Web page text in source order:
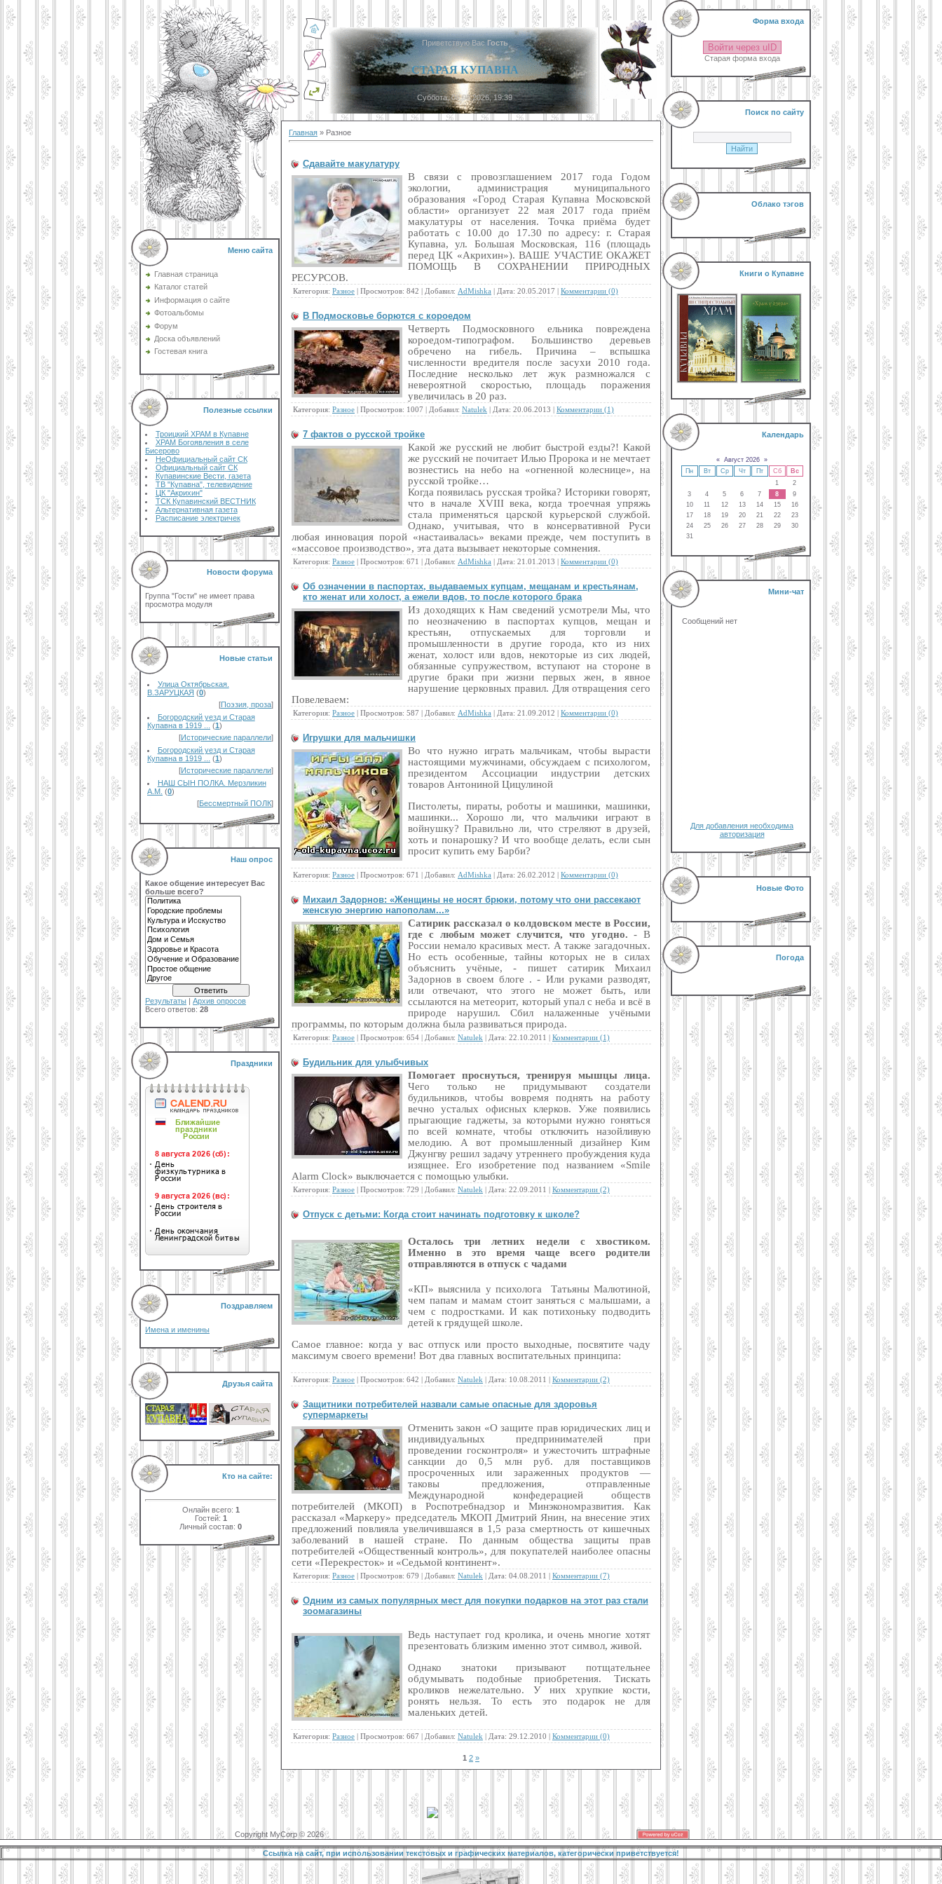
Меню сайта
Главная страница
Каталог статей
Информация о сайте
Фотоальбомы
Форум
Доска объявлений
Гостевая книга
Полезные ссылки
Троицкий ХРАМ в Купавне
ХРАМ Богоявления в селе
Бисерово
НеОфициальный сайт СК
Официальный сайт СК
Купавинские Вести, газета
ТВ "Купавна", телевидение
ЦК "Акрихин"
ТСК Купавинский ВЕСТНИК
Альтернативная газета
Расписание электричек
Новости форума
Группа "Гости" не имеет права
просмотра модуля
Новые статьи
Улица Октябрьская.
В.ЗАРУЦКАЯ (0)
[Поэзия, проза]
Богородский уезд и Старая
Купавна в 1919 ...
(1)
[Исторические параллели]
Богородский уезд и Старая
Купавна в 1919 ...
(1)
[Исторические параллели]
НАШ СЫН ПОЛКА. Мерзликин
А.М. (0)
[Бессмертный ПОЛК]
Наш опрос
Какое общение интересует Вас
больше всего?
Результаты | Архив опросов
Всего ответов: 28
Праздники
Поздравляем
Имена и именины
Друзья сайта
Кто на сайте:
Онлайн всего: 1
Гостей: 1
Личный состав: 0
Приветствую Вас Гость
СТАРАЯ КУПАВНА
Суббота, 08.08.2026, 19:39
Главная » Разное
Сдавайте макулатуру
В связи с провозглашением 2017 года Годом
экологии, администрация муниципального
образования «Город Старая Купавна Московской
области» организует 22 мая 2017 года приём
макулатуры от населения. Точка приёма будет
работать с 10.00 до 17.30 по адресу: г. Старая
Купавна, ул. Большая Московская, 116 (площадь
перед ЦК «Акрихин»). ВАШЕ УЧАСТИЕ ОКАЖЕТ
ПОМОЩЬ В СОХРАНЕНИИ ПРИРОДНЫХ
РЕСУРСОВ.
Категория: Разное | Просмотров: 842 | Добавил: AdMishka | Дата: 20.05.2017 Комментарии (0)
В Подмосковье борются с короедом
Четверть Подмосковного ельника повреждена
короедом-типографом. Большинство деревьев
обречено на гибель. Причина – вспышка
численности вредителя после засухи 2010 года.
Последние несколько лет жук размножался с
невероятной скоростью, площадь поражения
увеличилась в 20 раз.
Категория: Разное | Просмотров: 1007 | Добавил: Natulek | Дата: 20.06.2013 Комментарии (1)
7 фактов о русской тройке
Какой же русский не любит быстрой езды?! Какой
же русский не почитает Илью Пророка и не мечтает
вознестись на небо на «огненной колеснице», на
русской тройке…
Когда появилась русская тройка? Историки говорят,
что в начале XVIII века, когда троечная упряжь
стала применяться царской курьерской службой.
Однако, учитывая, что в консервативной Руси
любая инновация порой «настаивалась» веками прежде, чем поступить в
«массовое производство», эта дата вызывает некоторые сомнения.
Категория: Разное | Просмотров: 671 | Добавил: AdMishka | Дата: 21.01.2013 Комментарии (0)
Об означении в паспортах, выдаваемых купцам, мещанам и крестьянам,
кто женат или холост, а ежели вдов, то после которого брака
Из доходящих к Нам сведений усмотрели Мы, что
по неозначению в паспортах купцов, мещан и
крестьян, отпускаемых для торговли и
промышленности в другие города, кто из них
женат, холост или вдов, некоторые из сих людей,
обязанные супружеством, вступают на стороне в
другие браки при жизни первых жен, в явное
нарушение церковных правил. Для отвращения сего
Повелеваем:
Категория: Разное | Просмотров: 587 | Добавил: AdMishka | Дата: 21.09.2012 Комментарии (0)
Игрушки для мальчишки
Во что нужно играть мальчикам, чтобы вырасти
настоящими мужчинами, обсуждаем с психологом,
президентом Ассоциации индустрии детских
товаров Антониной Цицулиной
Пистолеты, пираты, роботы и машинки, машинки,
машинки... Хорошо ли, что мальчики играют в
войнушку? Правильно ли, что стреляют в друзей,
хоть и понарошку? И что вообще делать, если сын
просит купить ему Барби?
Категория: Разное | Просмотров: 671 | Добавил: AdMishka | Дата: 26.02.2012 Комментарии (0)
Михаил Задорнов: «Женщины не носят брюки, потому что они рассекают
женскую энергию напополам...»
Сатирик рассказал о колдовском месте в России,
где с любым может случится, что угодно. - В
России немало красивых мест. А также загадочных.
Но есть особенные, тайны которых не в силах
объяснить учёные, - пишет сатирик Михаил
Задорнов в своем блоге . - Или руками разводят,
или отвечают, что этого не может быть, или
ссылаются на метеорит, который упал с неба и всё в
природе нарушил. Сбил налаженные учёными
программы, по которым должна была развиваться природа.
Категория: Разное | Просмотров: 654 | Добавил: Natulek | Дата: 22.10.2011 Комментарии (1)
Будильник для улыбчивых
Помогает проснуться, тренируя мышцы лица.
Чего только не придумывают создатели
будильников, чтобы вовремя поднять на работу
вечно усталых офисных клерков. Уже появились
прыгающие гаджеты, за которыми нужно гоняться
по всей комнате, чтобы отключить назойливую
мелодию. А вот промышленный дизайнер Ким
Джунгву решил задачу утреннего пробуждения куда
изящнее. Его изобретение под названием «Smile
Alarm Clock» выключается с помощью улыбки.
Категория: Разное | Просмотров: 729 | Добавил: Natulek | Дата: 22.09.2011 Комментарии (2)
Отпуск с детьми: Когда стоит начинать подготовку к школе?
Осталось три летних недели с хвостиком.
Именно в это время чаще всего родители
отправляются в отпуск с чадами
«КП» выяснила у психолога Татьяны Малютиной,
чем папам и мамам стоит заняться с малышами, а
чем с подростками. И как потихоньку подводить
детей к грядущей школе.
Самое главное: когда у вас отпуск или просто выходные, посвятите чаду
максимум своего времени! Вот два главных воспитательных принципа:
Категория: Разное | Просмотров: 642 | Добавил: Natulek | Дата: 10.08.2011 Комментарии (2)
Защитники потребителей назвали самые опасные для здоровья
супермаркеты
Отменить закон «О защите прав юридических лиц и
индивидуальных предпринимателей при
проведении госконтроля» и ужесточить штрафные
санкции до 0,5 млн руб. для поставщиков
просроченных или зараженных продуктов —
таковы предложения, отправленные
Международной конфедерацией обществ
потребителей (МКОП) в Роспотребнадзор и Минэкономразвития. Как
рассказал «Маркеру» председатель МКОП Дмитрий Янин, на внесение этих
предложений повлияла увеличившаяся в 1,5 раза смертность от кишечных
заболеваний в нашей стране. По данным общества защиты прав
потребителей «Общественный контроль», для покупателей наиболее опасны
сети «Перекресток» и «Седьмой континент».
Категория: Разное | Просмотров: 679 | Добавил: Natulek | Дата: 04.08.2011 Комментарии (7)
Одним из самых популярных мест для покупки подарков на этот раз стали
зоомагазины
Ведь наступает год кролика, и очень многие хотят
презентовать близким именно этот символ, живой.
Однако знатоки призывают потщательнее
обдумывать подобные приобретения. Тискать
кроликов нежелательно. У них хрупкие кости,
ронять нельзя. То есть это подарок не для
маленьких детей.
Категория: Разное | Просмотров: 667 | Добавил: Natulek | Дата: 29.12.2010 Комментарии (0)
1 2 »
Форма входа
Войти через uID
Старая форма входа
Поиск по сайту
Облако тэгов
Книги о Купавне
Календарь
« Август 2026 »
Пн
Вт Ср Чт Пт Сб
Вс
1
2
3
4 5 6 7 8
9
10
11 12 13 14 15
16
17
18 19 20 21 22
23
24
25 26 27 28 29
30
31
Мини-чат
Для добавления необходима
авторизация
Новые Фото
Погода
Copyright MyCorp © 2026
Ссылка на сайт, при использовании текстовых и графических материалов, категорически приветствуется!